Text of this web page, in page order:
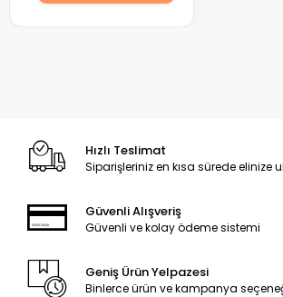
Hızlı Teslimat
Siparişleriniz en kısa sürede elinize
Güvenli Alışveriş
Güvenli ve kolay ödeme sistemi
Geniş Ürün Yelpazesi
Binlerce ürün ve kampanya